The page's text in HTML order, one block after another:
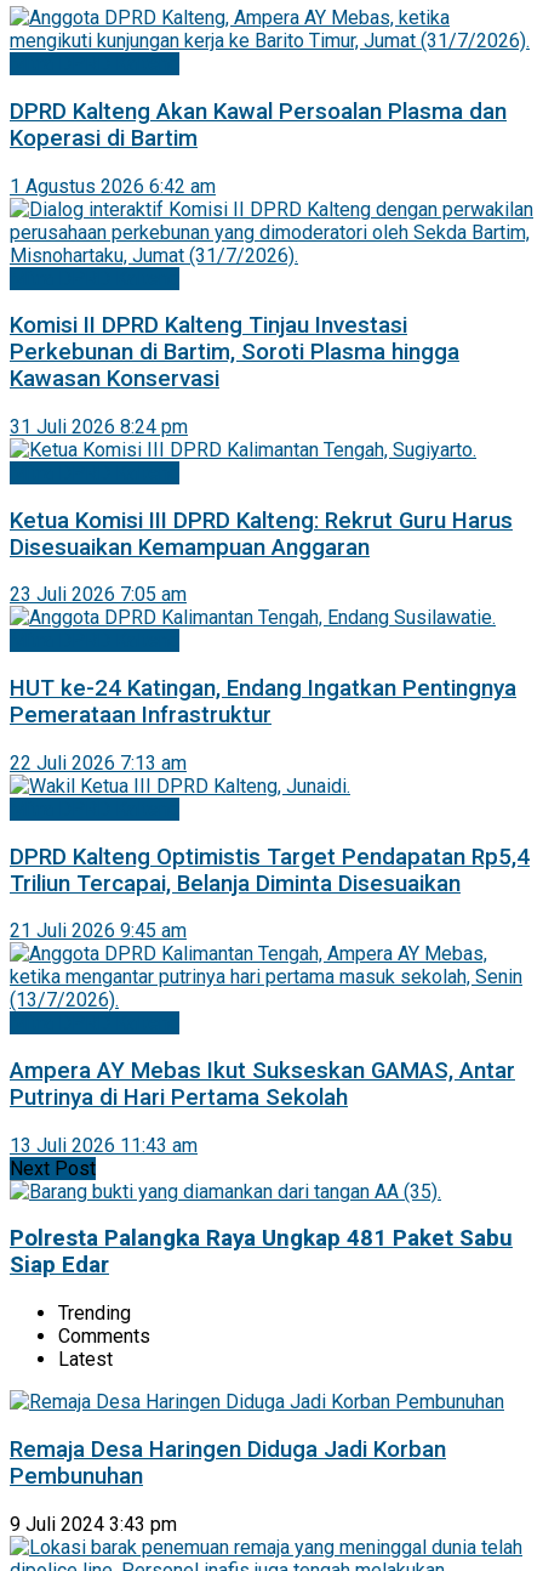
DPRD Kalteng Akan Kawal Persoalan Plasma dan
Koperasi di Bartim
1 Agustus 2026 6:42 am
Komisi II DPRD Kalteng Tinjau Investasi
Perkebunan di Bartim, Soroti Plasma hingga
Kawasan Konservasi
31 Juli 2026 8:24 pm
Ketua Komisi III DPRD Kalteng: Rekrut Guru Harus
Disesuaikan Kemampuan Anggaran
23 Juli 2026 7:05 am
HUT ke-24 Katingan, Endang Ingatkan Pentingnya
Pemerataan Infrastruktur
22 Juli 2026 7:13 am
DPRD Kalteng Optimistis Target Pendapatan Rp5,4
Triliun Tercapai, Belanja Diminta Disesuaikan
21 Juli 2026 9:45 am
Ampera AY Mebas Ikut Sukseskan GAMAS, Antar
Putrinya di Hari Pertama Sekolah
13 Juli 2026 11:43 am
Next Post
Polresta Palangka Raya Ungkap 481 Paket Sabu
Siap Edar
Trending
Comments
Latest
Remaja Desa Haringen Diduga Jadi Korban
Pembunuhan
9 Juli 2024 3:43 pm